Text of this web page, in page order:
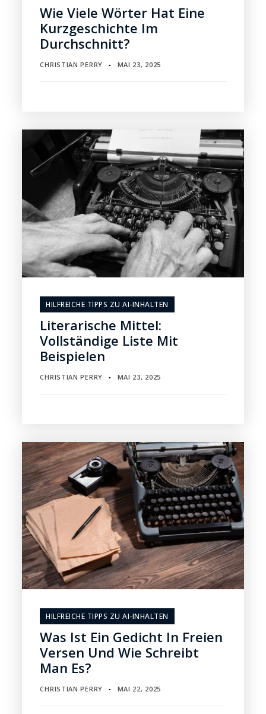
Wie Viele Wörter Hat Eine
Kurzgeschichte Im
Durchschnitt?
CHRISTIAN PERRY ▪ MAI 23, 2025
HILFREICHE TIPPS ZU AI-INHALTEN
Literarische Mittel:
Vollständige Liste Mit
Beispielen
CHRISTIAN PERRY ▪ MAI 23, 2025
HILFREICHE TIPPS ZU AI-INHALTEN
Was Ist Ein Gedicht In Freien
Versen Und Wie Schreibt
Man Es?
CHRISTIAN PERRY ▪ MAI 22, 2025